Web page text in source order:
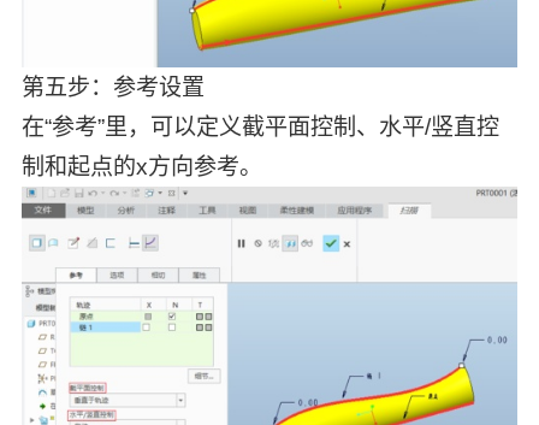
第五步：参考设置
在“参考”里，可以定义截平面控制、水平/竖直控
制和起点的x方向参考。